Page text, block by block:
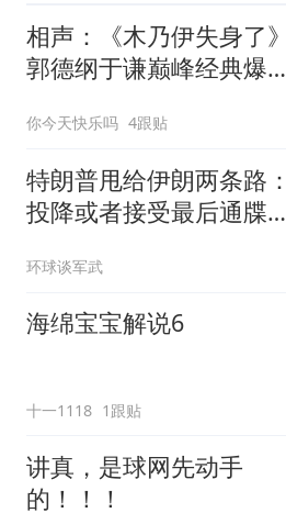
相声：《木乃伊失身了》
郭德纲于谦巅峰经典爆笑
你今天快乐吗 4跟贴
特朗普甩给伊朗两条路：
投降或者接受最后通牒，
打下美军一架无人机
环球谈军武
海绵宝宝解说6
十一1118 1跟贴
讲真，是球网先动手
的！！！